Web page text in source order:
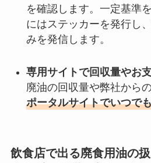
を確認します。一定基準
にはステッカーを発行し
みを発信します。
専用サイトで回収量やお
廃油の回収量や弊社から
ポータルサイトでいつで
飲食店で出る廃食用油の